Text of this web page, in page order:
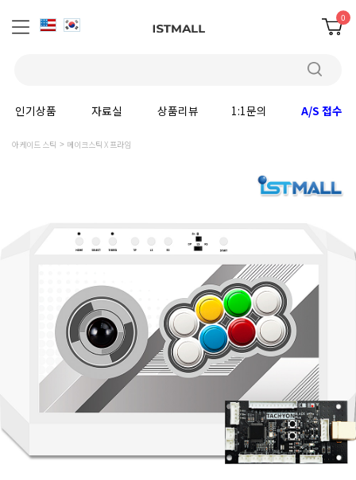
0
인기상품 자료실 상품리뷰 1:1문의 A/S 접수
아케이드 스틱 메이크스틱 X 프라임